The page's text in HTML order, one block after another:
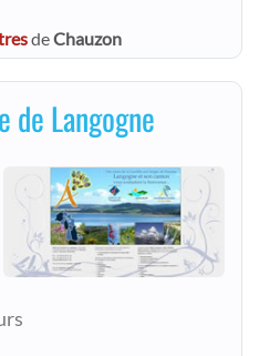
deChauzon
de Langogne